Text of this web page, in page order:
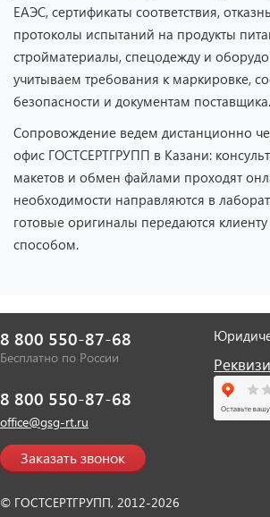
ЕАЭС, сертификаты соответствия,
протоколы испытаний на продукты
стройматериалы, спецодежду и
учитываем требования к маркировке,
безопасности и документам поставщика.
Сопровождение ведем дистанционно
офис ГОСТСЕРТГРУПП в Казани:
макетов и обмен файлами проходят
необходимости направляются в
готовые оригиналы передаются
способом.
8 800 550-87-68
Бесплатно по России
8 800 550-87-68
office@gsg-rt.ru
Заказать звонок
© ГОСТСЕРТГРУПП, 2012-2026